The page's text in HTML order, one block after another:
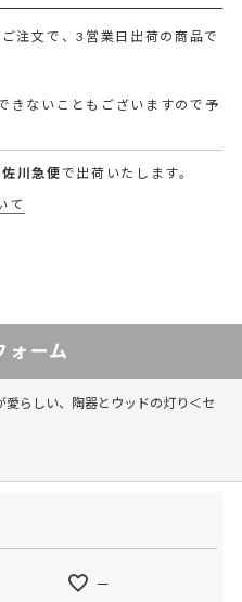
注文で、3営業日出荷の商品で
きないこともございますので予
佐川急便で出荷いたします。
て
ォーム
らしい、陶器とウッドの灯り＜セ
—